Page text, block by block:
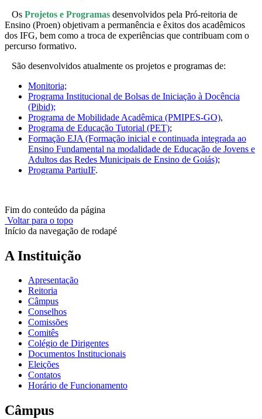
Os Projetos e Programas desenvolvidos pela Pró-reitoria de
Ensino (Proen) objetivam a permanência e êxitos dos acadêmicos
dos IFG, bem como a troca de experiências que contribuam com o
percurso formativo.
São desenvolvidos atualmente os projetos e programas de:
Monitoria;
Programa Institucional de Bolsas de Iniciação à Docência
(Pibid);
Programa de Mobilidade Acadêmica (PMIPES-GO),
Programa de Educação Tutorial (PET);
Formação EJA (Formação inicial e continuada integrada ao
Ensino Fundamental na modalidade de Educação de Jovens e
Adultos das Redes Municipais de Ensino de Goiás);
Programa PartiuIF.
Fim do conteúdo da página
Voltar para o topo
Início da navegação de rodapé
A Instituição
Apresentação
Reitoria
Câmpus
Conselhos
Comissões
Comitês
Colégio de Dirigentes
Documentos Institucionais
Eleições
Contatos
Horário de Funcionamento
Câmpus